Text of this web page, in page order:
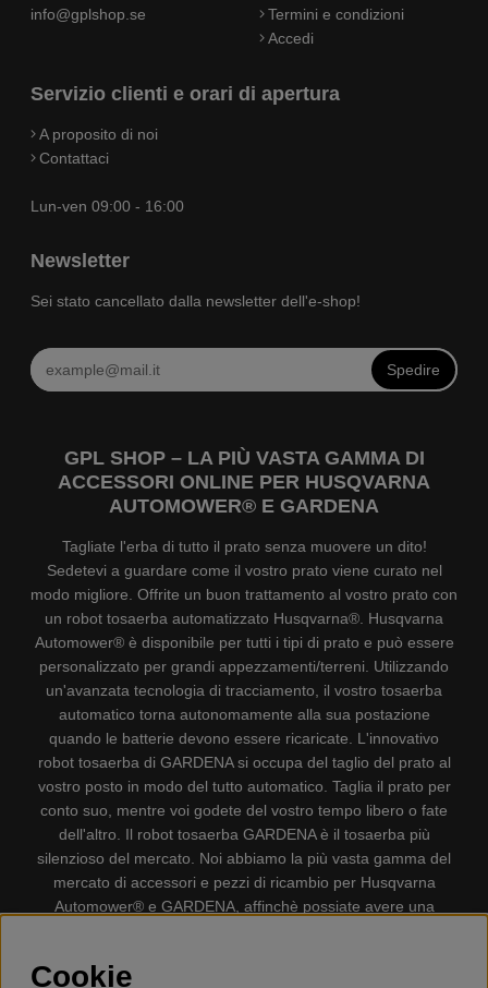
info@gplshop.se
Termini e condizioni
Accedi
Servizio clienti e orari di apertura
A proposito di noi
Contattaci
Lun-ven 09:00 - 16:00
Newsletter
Sei stato cancellato dalla newsletter dell'e-shop!
Spedire
GPL SHOP – LA PIÙ VASTA GAMMA DI
ACCESSORI ONLINE PER HUSQVARNA
AUTOMOWER® E GARDENA
Tagliate l'erba di tutto il prato senza muovere un dito!
Sedetevi a guardare come il vostro prato viene curato nel
modo migliore. Offrite un buon trattamento al vostro prato con
un robot tosaerba automatizzato Husqvarna®. Husqvarna
Automower® è disponibile per tutti i tipi di prato e può essere
personalizzato per grandi appezzamenti/terreni. Utilizzando
un'avanzata tecnologia di tracciamento, il vostro tosaerba
automatico torna autonomamente alla sua postazione
quando le batterie devono essere ricaricate. L'innovativo
robot tosaerba di GARDENA si occupa del taglio del prato al
vostro posto in modo del tutto automatico. Taglia il prato per
conto suo, mentre voi godete del vostro tempo libero o fate
dell'altro. Il robot tosaerba GARDENA è il tosaerba più
silenzioso del mercato. Noi abbiamo la più vasta gamma del
mercato di accessori e pezzi di ricambio per Husqvarna
Automower® e GARDENA, affinchè possiate avere una
Accessori per la protezione personale, Decespugliatori,
Cookie